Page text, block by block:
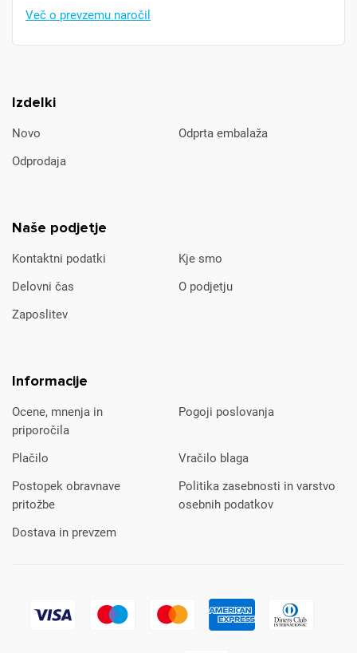
Izdelki
Novo
Odprta embalaža
Odprodaja
Naše podjetje
Kontaktni podatki
Kje smo
Delovni čas
O podjetju
Zaposlitev
Informacije
Ocene, mnenja in
priporočila
Pogoji poslovanja
Plačilo
Vračilo blaga
Postopek obravnave
pritožbe
Politika zasebnosti in varstvo
osebnih podatkov
Dostava in prevzem
Več o prevzemu naročil